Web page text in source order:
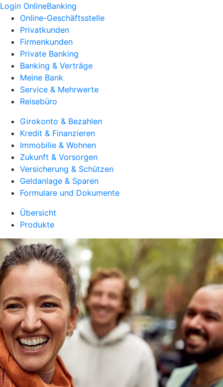
Login OnlineBanking
Online-Geschäftsstelle
Privatkunden
Firmenkunden
Private Banking
Banking & Verträge
Meine Bank
Service & Mehrwerte
Reisebüro
Girokonto & Bezahlen
Kredit & Finanzieren
Immobilie & Wohnen
Zukunft & Vorsorgen
Versicherung & Schützen
Geldanlage & Sparen
Formulare und Dokumente
Übersicht
Produkte